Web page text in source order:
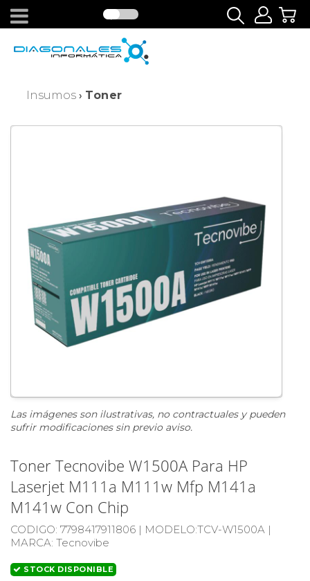
Insumos › Toner
Las imágenes son ilustrativas, no contractuales y pueden
sufrir modificaciones sin previo aviso.
Toner Tecnovibe W1500A Para HP
Laserjet M111a M111w Mfp M141a
M141w Con Chip
CODIGO: 7798417911806 | MODELO:TCV-W1500A |
MARCA: Tecnovibe
STOCK DISPONIBLE